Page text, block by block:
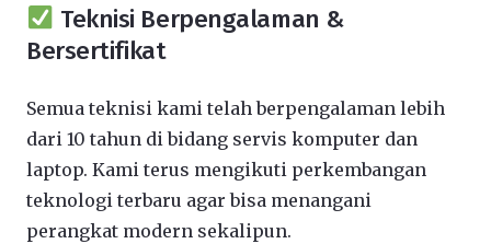
Teknisi Berpengalaman &
Bersertifikat
Semua teknisi kami telah berpengalaman lebih
dari 10 tahun di bidang servis komputer dan
laptop. Kami terus mengikuti perkembangan
teknologi terbaru agar bisa menangani
perangkat modern sekalipun.